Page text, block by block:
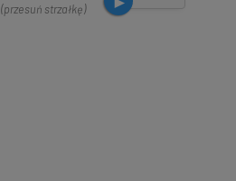
(przesuń strzałkę)